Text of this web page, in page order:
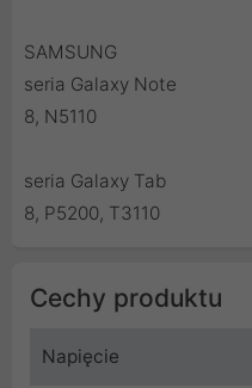
SAMSUNG
seria Galaxy Note
8, N5110
seria Galaxy Tab
8, P5200, T3110
Cechy produktu
Napięcie